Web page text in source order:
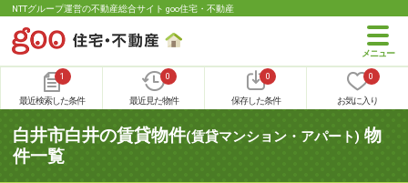
NTTグループ運営の不動産総合サイト goo住宅・不動産
1
最近検索した条件
0
最近見た物件
0
保存した条件
0
お気に入り
白井市白井の賃貸物件(賃貸マンション・アパート) 物
件一覧